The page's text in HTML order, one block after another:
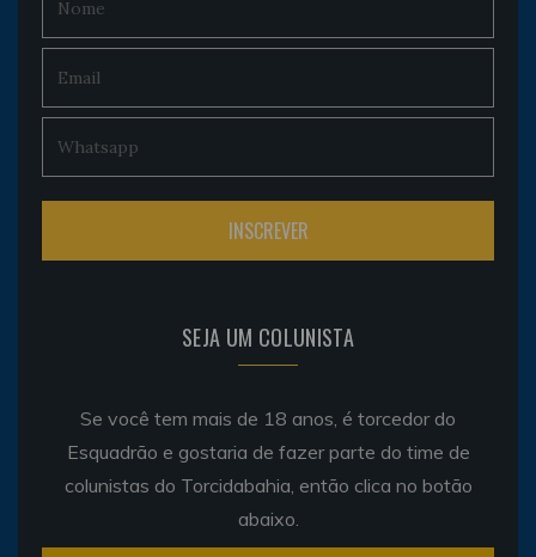
SEJA UM COLUNISTA
Se você tem mais de 18 anos, é torcedor do
Esquadrão e gostaria de fazer parte do time de
colunistas do Torcidabahia, então clica no botão
abaixo.